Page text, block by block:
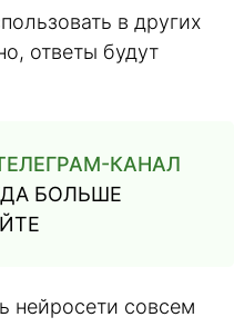
в других
ответы будут
КАНАЛ
БОЛЬШЕ
нейросети совсем